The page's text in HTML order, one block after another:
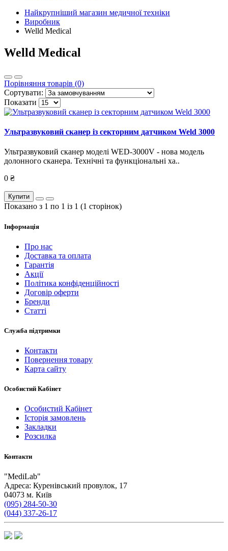
Найкрупніший магазин медичної техніки
Виробник
Welld Medical
Welld Medical
Порівняння товарів (0)
Сортувати:
Показати
Ультразвуковий сканер із секторним датчиком Weld 3000
Ультразвуковий сканер моделі WED-3000V - нова модель
долонного сканера. Технічні та функціональні ха..
0 ₴
Купити
Показано з 1 по 1 із 1 (1 сторінок)
Інформація
Про нас
Доставка та оплата
Гарантія
Акції
Політика конфіденційності
Договір оферти
Бренди
Статті
Служба підтримки
Контакти
Повернення товару
Карта сайту
Особистий Кабінет
Особистий Кабінет
Історія замовлень
Закладки
Розсилка
Контакти
"MediLab"
Адреса: Куренівський провулок, 17
04073 м. Київ
(095) 284-50-30
(044) 337-26-17